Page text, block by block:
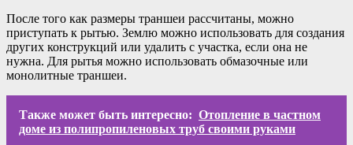
После того как размеры траншеи рассчитаны, можно
приступать к рытью. Землю можно использовать для создания
других конструкций или удалить с участка, если она не
нужна. Для рытья можно использовать обмазочные или
монолитные траншеи.
Также может быть интересно: Отопление в частном
доме из полипропиленовых труб своими руками